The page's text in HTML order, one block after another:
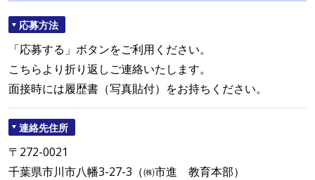
応募方法
「応募する」ボタンをご利用ください。
こちらより折り返しご連絡いたします。
面接時には履歴書（写真貼付）をお持ちください。
連絡先住所
〒272-0021
千葉県市川市八幡3-27-3（㈱市進 教育本部）